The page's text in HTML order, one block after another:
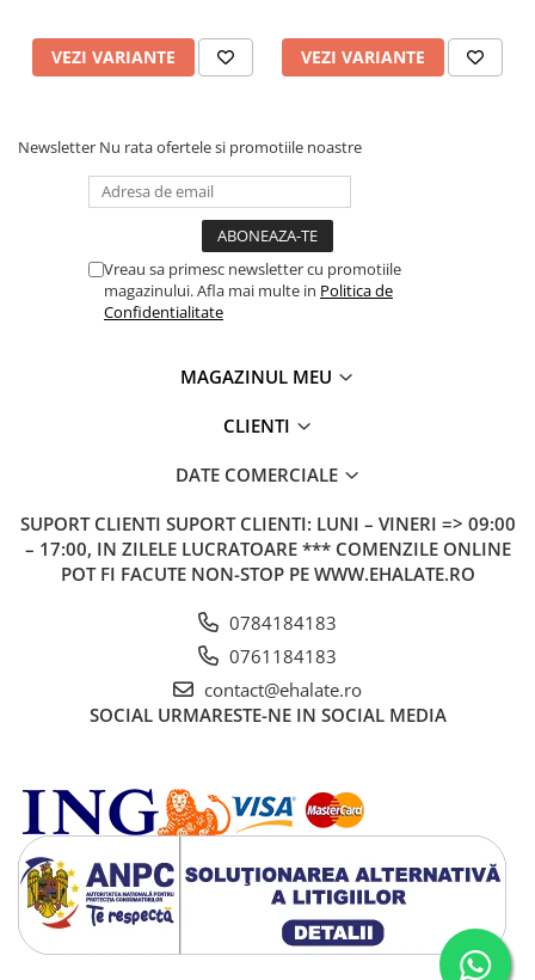
VEZI VARIANTE VEZI VARIANTE
Newsletter Nu rata ofertele si promotiile noastre
Vreau sa primesc newsletter cu promotiile
magazinului. Afla mai multe in Politica de
Confidentialitate
MAGAZINUL MEU
CLIENTI
DATE COMERCIALE
SUPORT CLIENTI SUPORT CLIENTI: LUNI – VINERI => 09:00
– 17:00, IN ZILELE LUCRATOARE *** COMENZILE ONLINE
POT FI FACUTE NON-STOP PE WWW.EHALATE.RO
0784184183
0761184183
contact@ehalate.ro
SOCIAL URMARESTE-NE IN SOCIAL MEDIA